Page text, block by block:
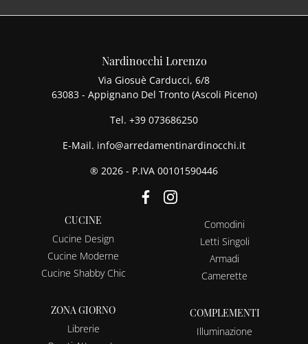
Nardinocchi Lorenzo
Via Giosuè Carducci, 6/8
63083 - Appignano Del Tronto (Ascoli Piceno)
Tel. +39 073686250
E-Mail. info@arredamentinardinocchi.it
® 2026 - P.IVA 00101590446
CUCINE
Cucine Design
Cucine Moderne
Cucine Shabby Chic
ZONA GIORNO
Librerie
Comodini
Letti Singoli
Armadi
Camerette
COMPLEMENTI
Illuminazione